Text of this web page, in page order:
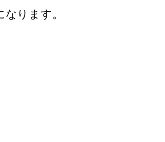
ります。